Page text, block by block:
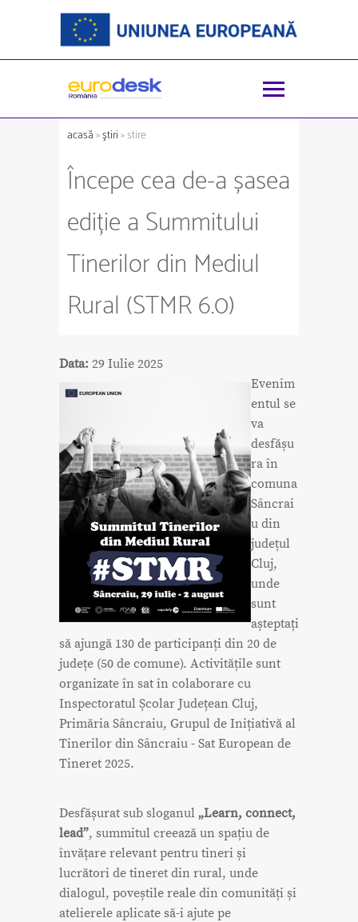
acasă»ştiri» stire
Începe cea de-a șasea
ediție a Summitului
Tinerilor din Mediul
Rural (STMR 6.0)
Data: 29 Iulie 2025
Evenim
entul se
va
desfășu
ra în
comuna
Sâncrai
u din
județul
Cluj,
unde
sunt
așteptați
să ajungă 130 de participanți din 20 de
județe (50 de comune). Activitățile sunt
organizate în sat în colaborare cu
Inspectoratul Școlar Județean Cluj,
Primăria Sâncraiu, Grupul de Inițiativă al
Tinerilor din Sâncraiu - Sat European de
Tineret 2025.
Desfășurat sub sloganul „Learn, connect,
lead”, summitul creează un spațiu de
învățare relevant pentru tineri și
lucrători de tineret din rural, unde
dialogul, poveștile reale din comunități și
atelierele aplicate să-i ajute pe